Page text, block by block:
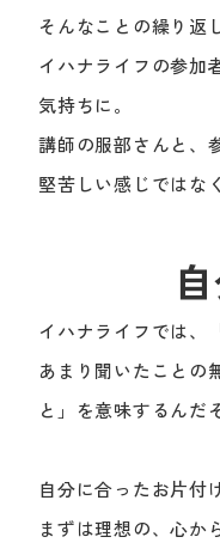
そんなことの繰り返
イハナライフの参加
気持ちに。
講師の服部さんと、
堅苦しい感じではな
イハナライフでは、
あまり聞いたことの
と」を意味するんだ
自分に合ったお片付
まずは理想の、心か